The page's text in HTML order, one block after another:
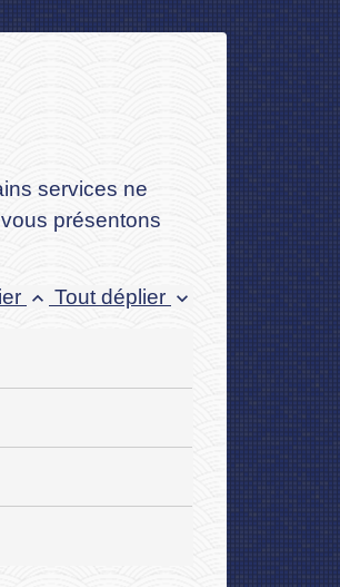
services ne
présentons
keyboard_arrow_up Tout déplier keyboard_arrow_down